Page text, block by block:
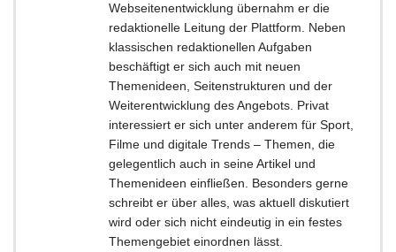
Webseitenentwicklung übernahm er die
redaktionelle Leitung der Plattform. Neben
klassischen redaktionellen Aufgaben
beschäftigt er sich auch mit neuen
Themenideen, Seitenstrukturen und der
Weiterentwicklung des Angebots. Privat
interessiert er sich unter anderem für Sport,
Filme und digitale Trends – Themen, die
gelegentlich auch in seine Artikel und
Themenideen einfließen. Besonders gerne
schreibt er über alles, was aktuell diskutiert
wird oder sich nicht eindeutig in ein festes
Themengebiet einordnen lässt.